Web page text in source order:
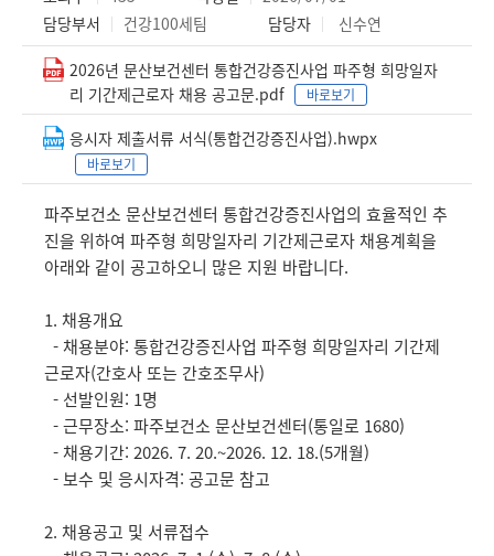
담당부서
건강100세팀 담당자 신수연
2026년 문산보건센터 통합건강증진사업 파주형 희망일자
리 기간제근로자 채용 공고문.pdf
바로보기
응시자 제출서류 서식(통합건강증진사업).hwpx
바로보기
파주보건소 문산보건센터 통합건강증진사업의 효율적인 추
진을 위하여 파주형 희망일자리 기간제근로자 채용계획을
아래와 같이 공고하오니 많은 지원 바랍니다.
1. 채용개요
- 채용분야: 통합건강증진사업 파주형 희망일자리 기간제
근로자(간호사 또는 간호조무사)
- 선발인원: 1명
- 근무장소: 파주보건소 문산보건센터(통일로 1680)
- 채용기간: 2026. 7. 20.~2026. 12. 18.(5개월)
- 보수 및 응시자격: 공고문 참고
2. 채용공고 및 서류접수